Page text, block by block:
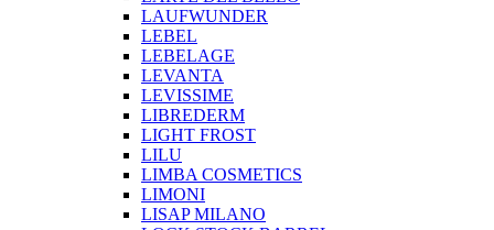
LAUFWUNDER
LEBEL
LEBELAGE
LEVANTA
LEVISSIME
LIBREDERM
LIGHT FROST
LILU
LIMBA COSMETICS
LIMONI
LISAP MILANO